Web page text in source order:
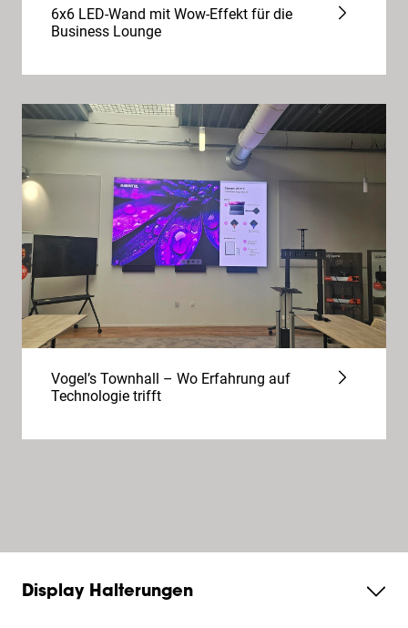
6x6 LED-Wand mit Wow-Effekt für die
Business Lounge
Vogel’s Townhall – Wo Erfahrung auf
Technologie trifft
Display Halterungen